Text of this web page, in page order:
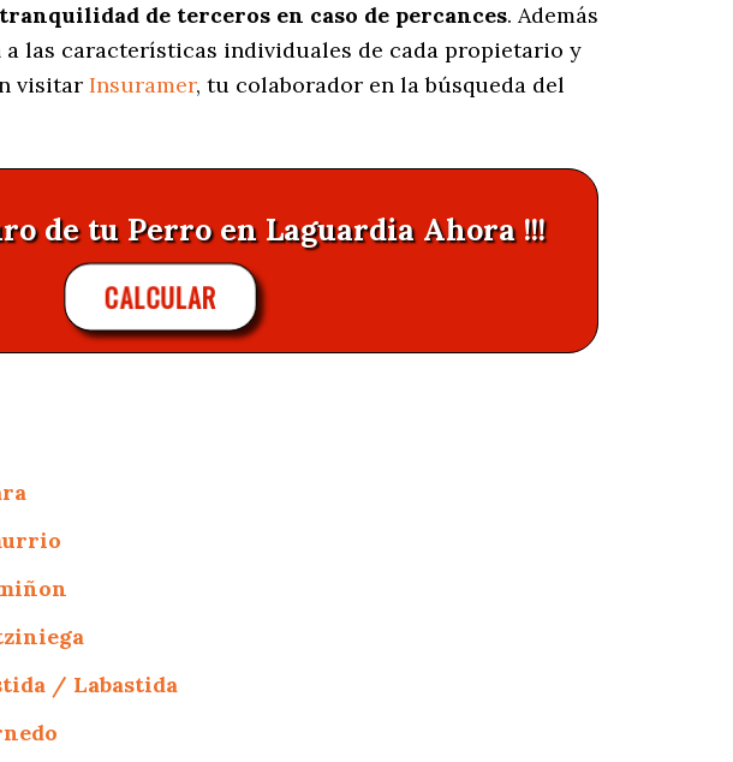
tranquilidad de terceros en caso de percances. Además
a las características individuales de cada propietario y
visitar Insuramer, tu colaborador en la búsqueda del
de tu Perro en Laguardia Ahora !!!
CALCULAR
/ Labastida